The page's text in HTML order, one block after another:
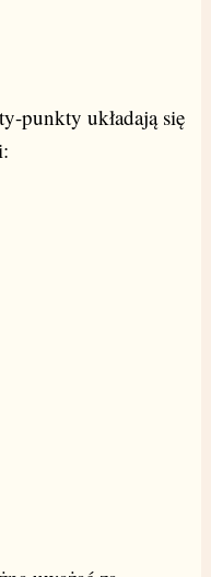
punkty układają się